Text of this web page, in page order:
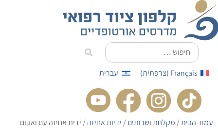
לתוכן
Français
(צרפתית) עברית
עמוד הבית/ מקלחת ושרותים/ ידיות אחיזה/ ידית אחיזה עם ואקום